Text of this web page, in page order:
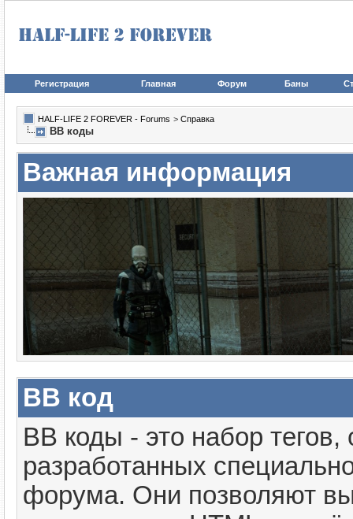
Регистрация Главная Форум Баны
HALF-LIFE 2 FOREVER - Forums > Справка
BB коды
Важная информация
BB код
BB коды - это набор
разработанных
форума. Они позволяют